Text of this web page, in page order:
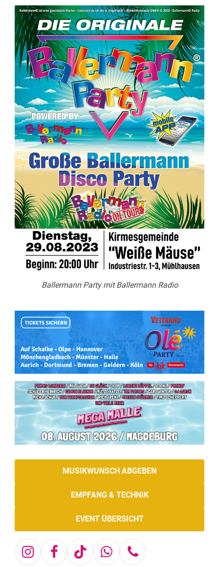
Ballermann Party mit Ballermann Radio
MUSIKWUNSCH ABGEBEN
EMPFANG & TECHNIK
EVENT ÜBERSICHT
Instagram
Facebook
TiktokWhatsapp
Telefon